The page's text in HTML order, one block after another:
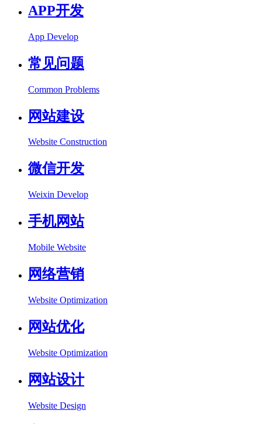
APP开发
App Develop
常见问题
Common Problems
网站建设
Website Construction
微信开发
Weixin Develop
手机网站
Mobile Website
网络营销
Website Optimization
网站优化
Website Optimization
网站设计
Website Design